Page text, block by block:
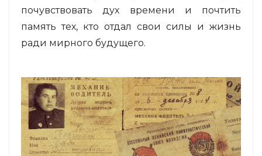
почувствовать дух времени и почтить
память тех, кто отдал свои силы и жизнь
ради мирного будущего.